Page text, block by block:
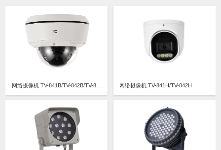
网络摄像机 TV-841B/TV-842B/TV-843B 网络摄像机 TV-841H/TV-842H